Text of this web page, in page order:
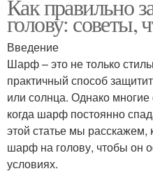
Как правильно
голову: советы,
Введение
Шарф – это не только
практичный способ
или солнца. Однако
когда шарф постоянно
этой статье мы расскажем,
шарф на голову, чтобы он
условиях.